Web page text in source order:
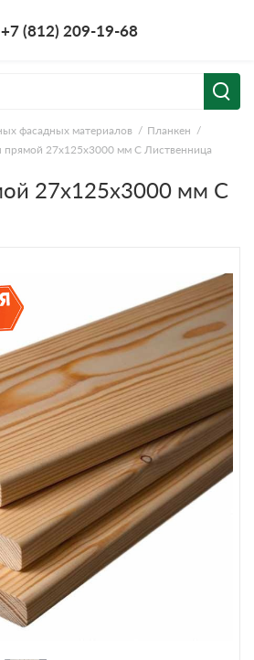
+7 (812) 209-19-68
фасадных материалов
Планкен
прямой 27х125х3000 мм С Лиственница
27х125х3000 мм С